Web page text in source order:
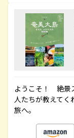
ようこそ！ 絶景
人たちが教えてく
旅へ。